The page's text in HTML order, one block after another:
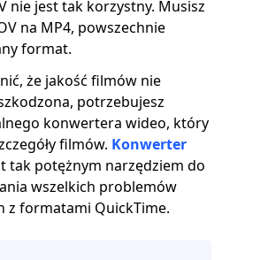
nie jest tak korzystny. Musisz
na MP4, powszechnie
format.
że jakość filmów nie
potrzebujesz
konwertera wideo, który
filmów. Konwerter
tak potężnym narzędziem do
wszelkich problemów
z formatami QuickTime.